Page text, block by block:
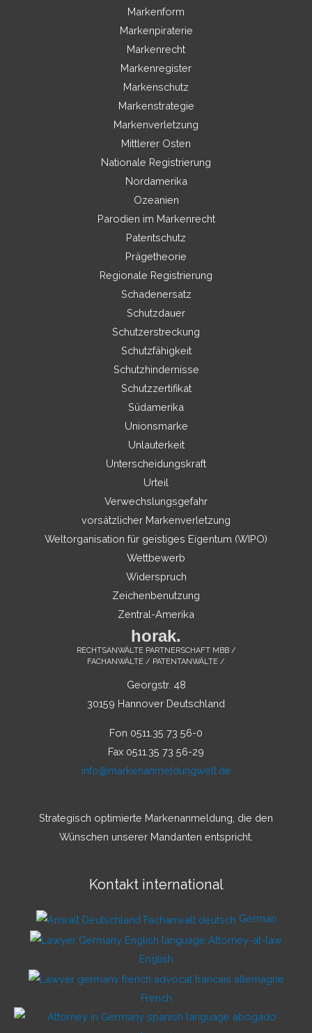
Markenform
Markenpiraterie
Markenrecht
Markenregister
Markenschutz
Markenstrategie
Markenverletzung
Mittlerer Osten
Nationale Registrierung
Nordamerika
Ozeanien
Parodien im Markenrecht
Patentschutz
Prägetheorie
Regionale Registrierung
Schadenersatz
Schutzdauer
Schutzerstreckung
Schutzfähigkeit
Schutzhindernisse
Schutzzertifikat
Südamerika
Unionsmarke
Unlauterkeit
Unterscheidungskraft
Urteil
Verwechslungsgefahr
vorsätzlicher Markenverletzung
Weltorganisation für geistiges Eigentum (WIPO)
Wettbewerb
Widerspruch
Zeichenbenutzung
Zentral-Amerika
horak.
RECHTSANWÄLTE PARTNERSCHAFT MBB /
FACHANWÄLTE / PATENTANWÄLTE /
Georgstr. 48
30159 Hannover Deutschland
Fon 0511.35 73 56-0
Fax 0511.35 73 56-29
info@markenanmeldungwelt.de
Strategisch optimierte Markenanmeldung, die den
Wünschen unserer Mandanten entspricht.
Kontakt international
German
English
French